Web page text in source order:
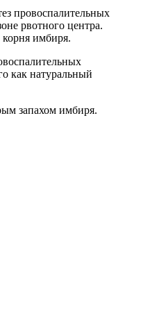
провоспалительных
рвотного центра.
корня имбиря.
как натуральный
запахом имбиря.